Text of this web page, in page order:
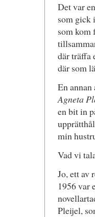
Det var
som gick
som kom
där träffa
där som
En annan
Agneta
en bit in
min
Vad vi
Jo, ett av
1956 var
Pleijel,